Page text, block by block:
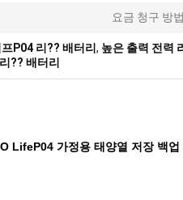
요금 청구 방
P04 리?? 배터리 , 높은 출력 전력
?? 배터리
LifeP04 가정용 태양열 저장 백